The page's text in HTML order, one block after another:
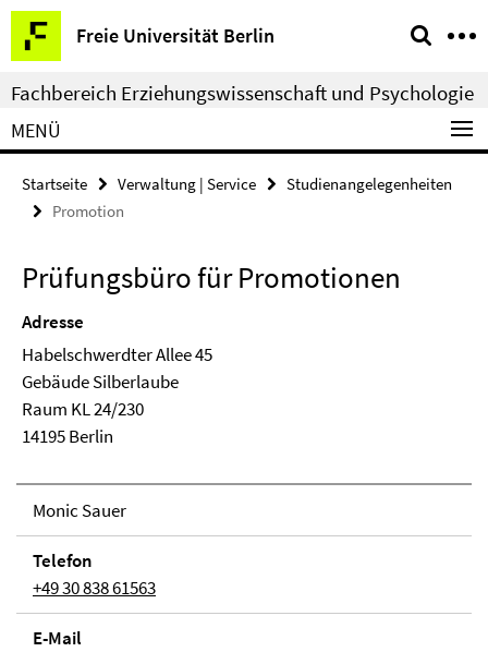
Springe
direkt
zu
Inhalt
Freie Universität Berlin
Service-
Navigation
Fachbereich Erziehungswissenschaft und Psychologie
MENÜ
Startseite Verwaltung | Service
Studienangelegenheiten
Promotion
Prüfungsbüro für Promotionen
Adresse
Habelschwerdter Allee 45
Ge­bäude Silberlaube
Raum KL 24/230
14195 Berlin
Monic Sauer
Telefon
+49 30 838 61563
E-Mail